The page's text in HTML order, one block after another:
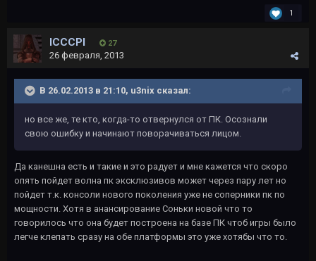
1
lCCCPl 27
26 февраля, 2013
В 26.02.2013 в 21:10, u3nix сказал:
но все же, те кто, когда-то отвернулся от ПК. Осознали
свою ошибку и начинают поворачиваться лицом.
Да канешна есть и такие и это радует и мне кажется что скоро
опять пойдет волна пк эксклюзивов может через пару лет но
пойдет т.к. консоли нового поколения уже не соперники пк по
мощности. Хотя в анансирование Соньки новой что то
говорилось что она будет построена на базе ПК чтоб игры было
легче клепать сразу на обе платформы это уже хотябы что то.